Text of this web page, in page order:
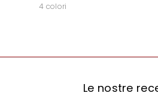
4 colori
Le nostre